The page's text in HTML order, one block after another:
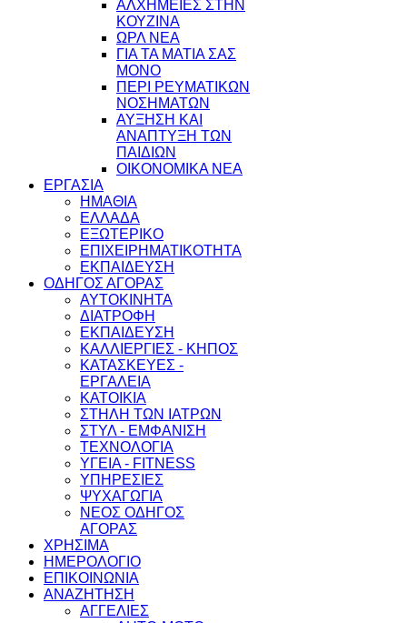
ΑΛΧΗΜΕΙΕΣ ΣΤΗΝ
ΚΟΥΖΙΝΑ
ΩΡΛ ΝEA
ΓΙΑ ΤΑ ΜΑΤΙΑ ΣΑΣ
ΜΟΝΟ
ΠΕΡΙ ΡΕΥΜΑΤΙΚΩΝ
ΝΟΣΗΜΑΤΩΝ
ΑΥΞΗΣΗ ΚΑΙ
ΑΝΑΠΤΥΞΗ ΤΩΝ
ΠΑΙΔΙΩΝ
ΟΙΚΟΝΟΜΙΚΑ ΝΕΑ
ΕΡΓΑΣΙΑ
ΗΜΑΘΙΑ
ΕΛΛΑΔΑ
ΕΞΩΤΕΡΙΚΟ
ΕΠΙΧΕΙΡΗΜΑΤΙΚΟΤΗΤΑ
ΕΚΠΑΙΔΕΥΣΗ
ΟΔΗΓΟΣ ΑΓΟΡΑΣ
ΑΥΤΟΚΙΝΗΤΑ
ΔΙΑΤΡΟΦΗ
ΕΚΠΑΙΔΕΥΣΗ
ΚΑΛΛΙΕΡΓΙΕΣ - ΚΗΠΟΣ
ΚΑΤΑΣΚΕΥΕΣ -
ΕΡΓΑΛΕΙΑ
ΚΑΤΟΙΚΙΑ
ΣΤΗΛΗ ΤΩΝ ΙΑΤΡΩΝ
ΣΤΥΛ - ΕΜΦΑΝΙΣΗ
ΤΕΧΝΟΛΟΓΙΑ
ΥΓΕΙΑ - FITNESS
ΥΠΗΡΕΣΙΕΣ
ΨΥΧΑΓΩΓΙΑ
ΝΕΟΣ ΟΔΗΓΟΣ
ΑΓΟΡΑΣ
ΧΡΗΣΙΜΑ
ΗΜΕΡΟΛΟΓΙΟ
ΕΠΙΚΟΙΝΩΝΙΑ
ΑΝΑΖΗΤΗΣΗ
ΑΓΓΕΛΙΕΣ